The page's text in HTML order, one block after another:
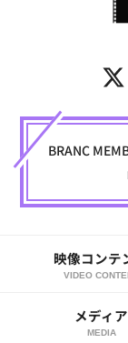
BRANC
映像コンテ
VIDEO
メディア
MEDIA